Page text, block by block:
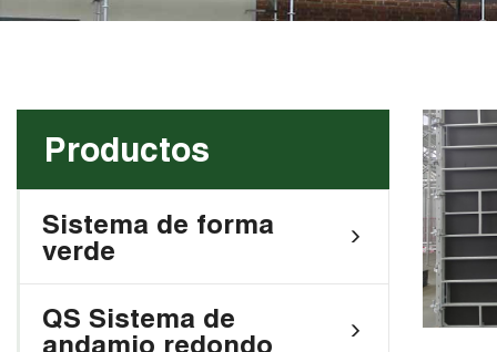
Productos
Sistema de forma
verde
QS Sistema de
andamio redondo